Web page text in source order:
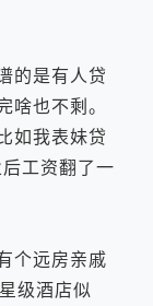
的是有人贷
也不剩。
如我表妹贷
工资翻了一
个远房亲戚
级酒店似